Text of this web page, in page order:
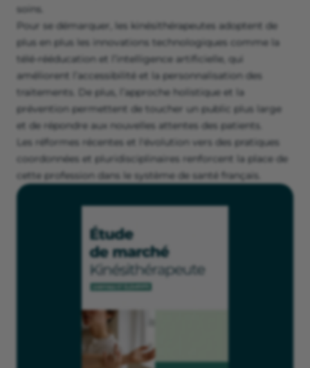
soins.
Pour se démarquer, les kinésithérapeutes adoptent de
plus en plus les innovations technologiques comme la
télé-rééducation et l’intelligence artificielle, qui
améliorent l’accessibilité et la personnalisation des
traitements. De plus, l’approche holistique et la
prévention permettent de toucher un public plus large
et de répondre aux nouvelles attentes des patients.
Les réformes récentes et l'évolution vers des pratiques
coordonnées et pluridisciplinaires renforcent la place de
cette profession dans le système de santé français.